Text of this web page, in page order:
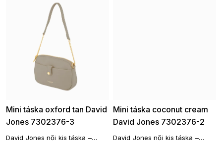
eseményeknek.
Mini táska oxford tan David
Jones 7302376-3
David Jones női kis táska –
Mini táska coconut cream
David Jones 7302376-2
David Jones női kis táska –